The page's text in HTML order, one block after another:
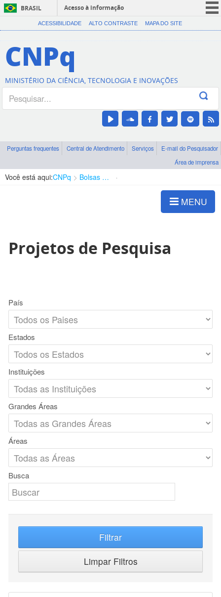
BRASIL
Acesso à informação
CORONAVÍRUS (COVID-19)
Canais
ACESSIBILIDADE ALTO CONTRASTE MAPA DO SITE
CNPq
MINISTÉRIO DA CIÊNCIA, TECNOLOGIA E INOVAÇÕES
Perguntas frequentes Central de Atendimento Serviços
E-mail do Pesquisador
Área de imprensa
Você está aqui:CNPq Bolsas e Auxílios Vigentes
MENU
Projetos de Pesquisa
País
Estados
Instituições
Grandes Áreas
Áreas
Busca
Filtrar
Limpar Filtros